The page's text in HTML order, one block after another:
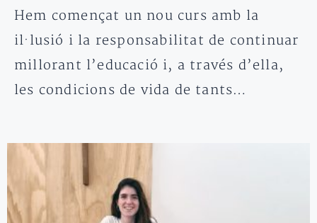
Hem començat un nou curs amb la
il·lusió i la responsabilitat de continuar
millorant l’educació i, a través d’ella,
les condicions de vida de tants…